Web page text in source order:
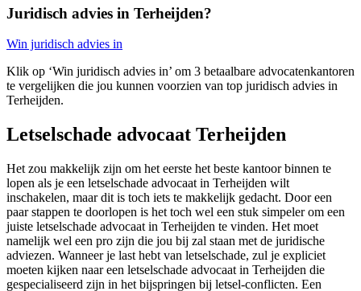
Juridisch advies in Terheijden?
Win juridisch advies in
Klik op ‘Win juridisch advies in’ om 3 betaalbare advocatenkantoren
te vergelijken die jou kunnen voorzien van top juridisch advies in
Terheijden.
Letselschade advocaat Terheijden
Het zou makkelijk zijn om het eerste het beste kantoor binnen te
lopen als je een letselschade advocaat in Terheijden wilt
inschakelen, maar dit is toch iets te makkelijk gedacht. Door een
paar stappen te doorlopen is het toch wel een stuk simpeler om een
juiste letselschade advocaat in Terheijden te vinden. Het moet
namelijk wel een pro zijn die jou bij zal staan met de juridische
adviezen. Wanneer je last hebt van letselschade, zul je expliciet
moeten kijken naar een letselschade advocaat in Terheijden die
gespecialiseerd zijn in het bijspringen bij letsel-conflicten. Een